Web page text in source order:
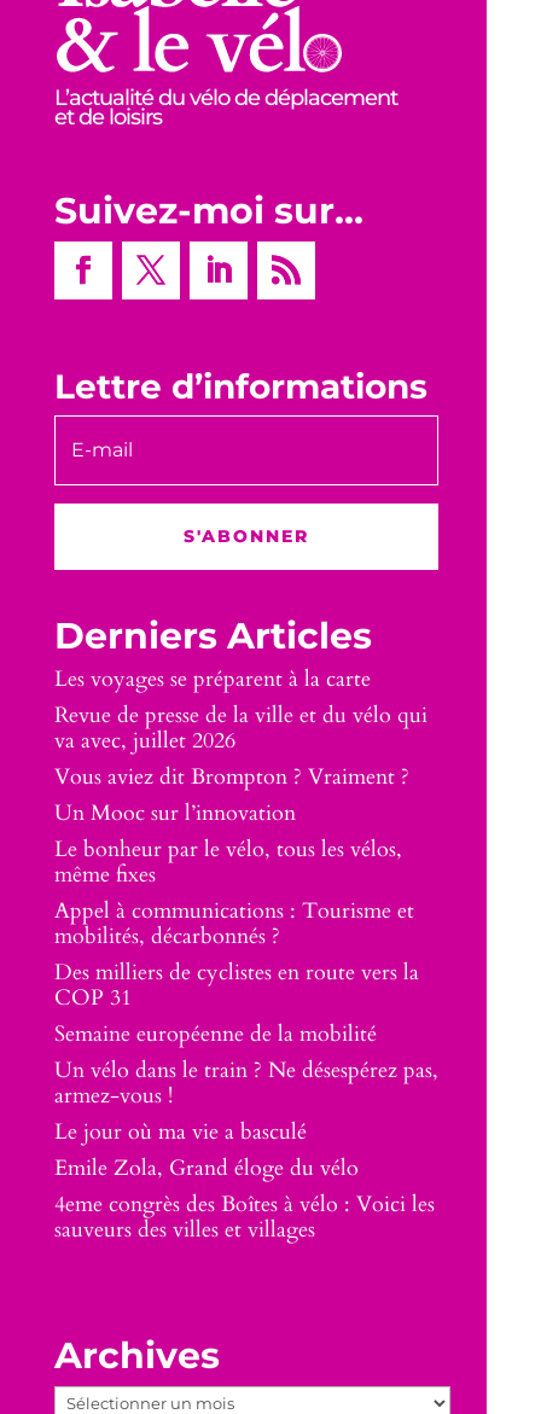
L’actualité du vélo de déplacement
et de loisirs
Suivez-moi sur…
Lettre d’informations
S'ABONNER
Derniers Articles
Les voyages se préparent à la carte
Revue de presse de la ville et du vélo qui
va avec, juillet 2026
Vous aviez dit Brompton ? Vraiment ?
Un Mooc sur l’innovation
Le bonheur par le vélo, tous les vélos,
même fixes
Appel à communications : Tourisme et
mobilités, décarbonnés ?
Des milliers de cyclistes en route vers la
COP 31
Semaine européenne de la mobilité
Un vélo dans le train ? Ne désespérez pas,
armez-vous !
Le jour où ma vie a basculé
Emile Zola, Grand éloge du vélo
4eme congrès des Boîtes à vélo : Voici les
sauveurs des villes et villages
Archives
Archives